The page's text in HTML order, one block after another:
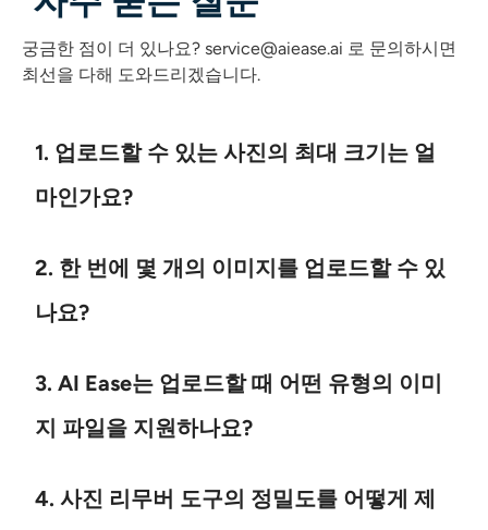
궁금한 점이 더 있나요? service@aiease.ai 로 문의하시면
최선을 다해 도와드리겠습니다.
1. 업로드할 수 있는 사진의 최대 크기는 얼
마인가요?
2. 한 번에 몇 개의 이미지를 업로드할 수 있
나요?
3. AI Ease는 업로드할 때 어떤 유형의 이미
지 파일을 지원하나요?
4. 사진 리무버 도구의 정밀도를 어떻게 제